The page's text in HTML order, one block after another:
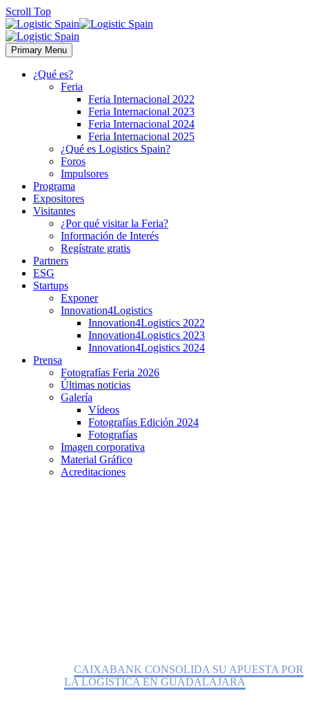
Scroll Top
Primary Menu
¿Qué es?
Feria
Feria Internacional 2022
Feria Internacional 2023
Feria Internacional 2024
Feria Internacional 2025
¿Qué es Logistics Spain?
Foros
Impulsores
Programa
Expositores
Visitantes
¿Por qué visitar la Feria?
Información de Interés
Regístrate gratis
Partners
ESG
Startups
Exponer
Innovation4Logistics
Innovation4Logistics 2022
Innovation4Logistics 2023
Innovation4Logistics 2024
Prensa
Fotografías Feria 2026
Últimas noticias
Galería
Vídeos
Fotografías Edición 2024
Fotografías
Imagen corporativa
Material Gráfico
Acreditaciones
CAIXABANK CONSOLIDA SU APUESTA POR
LA LOGISTICA EN GUADALAJARA